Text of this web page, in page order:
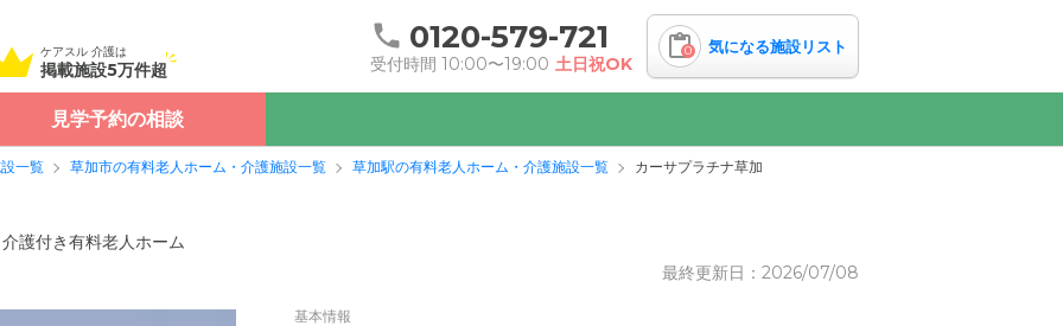
ケアスル 介護は
掲載施設5万件超
0120-579-721
受付時間 10:00〜19:00 土日祝OK
0 気になる施設リスト
見学予約の相談
一覧 草加市の有料老人ホーム・介護施設一覧 草加駅の有料老人ホーム・介護施設一覧 カーサプラチナ草加
介護付き有料老人ホーム
最終更新日：2026/07/08
基本情報